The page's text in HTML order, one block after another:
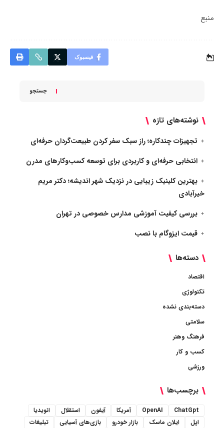
منبع
فیسبوک
جستجو
نوشته‌های تازه
تجهیزات چندکاره؛ راز سبک سفر کردن طبیعت‌گردان حرفه‌ای
انتخابی حرفه‌ای و کاربردی برای توسعه کسب‌وکارهای مدرن
بهترین کلینیک زیبایی در نزدیک شهر اندیشه؛ دکتر مریم
خیرآبادی
بررسی کیفیت آموزشی مدارس خصوصی در تهران
قیمت ایزوگام با نصب
دسته‌ها
اقتصاد
تکنولوژی
دسته‌بندی نشده
سلامتی
فرهنگ وهنر
کسب و کار
ورزشی
برچسب‌ها
ChatGpt
OpenAI آمریکا آیفون استقلال
انویدیا
اپل
ایلان ماسک بازار خودرو بازی‌های آسیایی
تبلیغات